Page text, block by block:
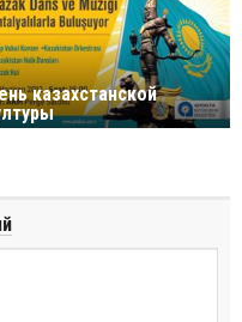
казахстанской